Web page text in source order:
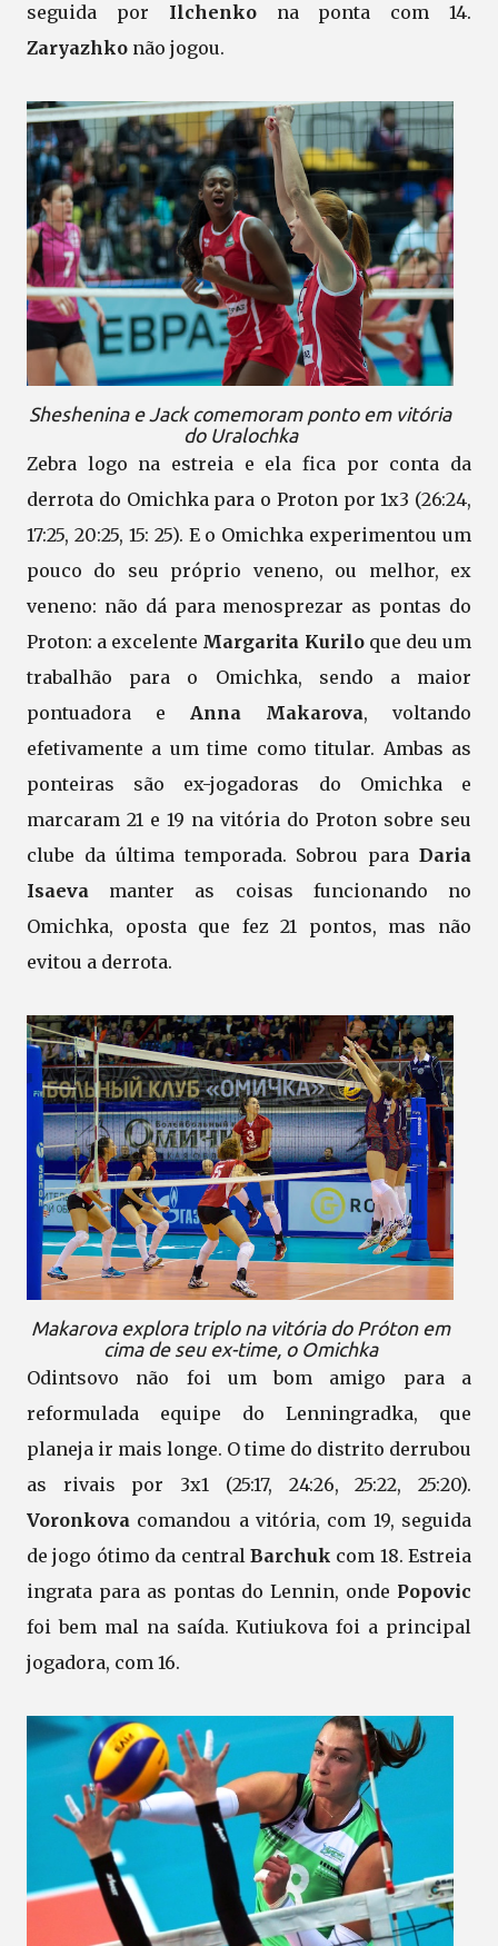
seguida por Ilchenkona ponta com 14.
Zaryazhko não jogou.
Sheshenina e Jack comemoram ponto em vitória
do Uralochka
Zebra logo na estreia e ela fica por conta da
derrota do Omichka para o Proton por 1x3 (26:24,
17:25, 20:25, 15: 25). E o Omichka experimentou um
pouco do seu próprio veneno, ou melhor, ex
veneno: não dá para menosprezar as pontas do
Proton: a excelente Margarita Kuriloque deu um
trabalhão para o Omichka, sendo a maior
pontuadora e Anna Makarova, voltando
efetivamente a um time como titular. Ambas as
ponteiras são ex-jogadoras do Omichka e
marcaram 21 e 19 na vitória do Proton sobre seu
clube da última temporada. Sobrou para Daria
Isaeva manter as coisas funcionando no
Omichka, oposta que fez 21 pontos, mas não
evitou a derrota.
Makarova explora triplo na vitória do Próton em
cima de seu ex-time, o Omichka
Odintsovo não foi um bom amigo para a
reformulada equipe do Lenningradka, que
planeja ir mais longe. O time do distrito derrubou
as rivais por 3x1 (25:17, 24:26, 25:22, 25:20).
Voronkova comandou a vitória, com 19, seguida
de jogo ótimo da central Barchuk com 18. Estreia
ingrata para as pontas do Lennin, onde Popovic
foi bem mal na saída. Kutiukova foi a principal
jogadora, com 16.